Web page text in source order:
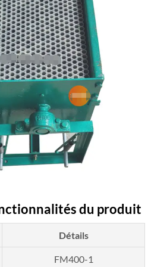
du produit
Détails
FM400-1